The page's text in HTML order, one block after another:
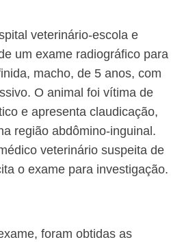
veterinário-escola e
um exame radiográfico para
macho, de 5 anos, com
O animal foi vítima de
e apresenta claudicação,
região abdômino-inguinal.
veterinário suspeita de
o exame para investigação.
foram obtidas as